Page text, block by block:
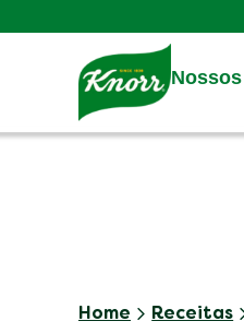
Main
Home Receitas